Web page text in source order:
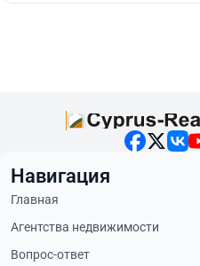
Навигация
Главная
Агентства недвижимости
Вопрос-ответ